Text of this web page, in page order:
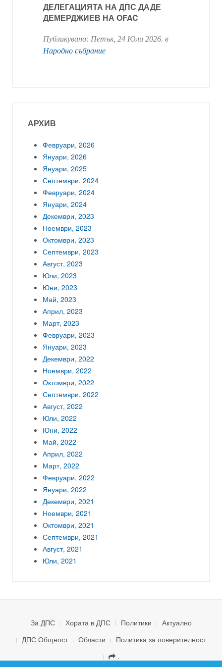
ДЕЛЕГАЦИЯТА НА ДПС ДАДЕ
ДЕМЕРДЖИЕВ НА OFAC
Публикувано: Петък, 24 Юли 2026. в
Народно събрание
АРХИВ
Февруари, 2026
Януари, 2026
Януари, 2025
Септември, 2024
Февруари, 2024
Януари, 2024
Декември, 2023
Ноември, 2023
Октомври, 2023
Септември, 2023
Август, 2023
Юли, 2023
Юни, 2023
Май, 2023
Април, 2023
Март, 2023
Февруари, 2023
Януари, 2023
Декември, 2022
Ноември, 2022
Октомври, 2022
Септември, 2022
Август, 2022
Юли, 2022
Юни, 2022
Май, 2022
Април, 2022
Март, 2022
Февруари, 2022
Януари, 2022
Декември, 2021
Ноември, 2021
Октомври, 2021
Септември, 2021
Август, 2021
Юли, 2021
За ДПС Хората в ДПС Политики
Актуално
ДПС Общност
Области
Политика за поверителност
.